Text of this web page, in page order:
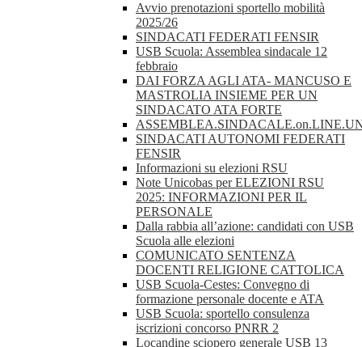
Avvio prenotazioni sportello mobilità
2025/26
SINDACATI FEDERATI FENSIR
USB Scuola: Assemblea sindacale 12
febbraio
DAI FORZA AGLI ATA- MANCUSO E
MASTROLIA INSIEME PER UN
SINDACATO ATA FORTE
SINDACATI AUTONOMI FEDERATI
FENSIR
Informazioni su elezioni RSU
Note Unicobas per ELEZIONI RSU
2025: INFORMAZIONI PER IL
PERSONALE
Dalla rabbia all’azione: candidati con USB
Scuola alle elezioni
COMUNICATO SENTENZA
DOCENTI RELIGIONE CATTOLICA
USB Scuola-Cestes: Convegno di
formazione personale docente e ATA
USB Scuola: sportello consulenza
iscrizioni concorso PNRR 2
Locandine sciopero generale USB 13